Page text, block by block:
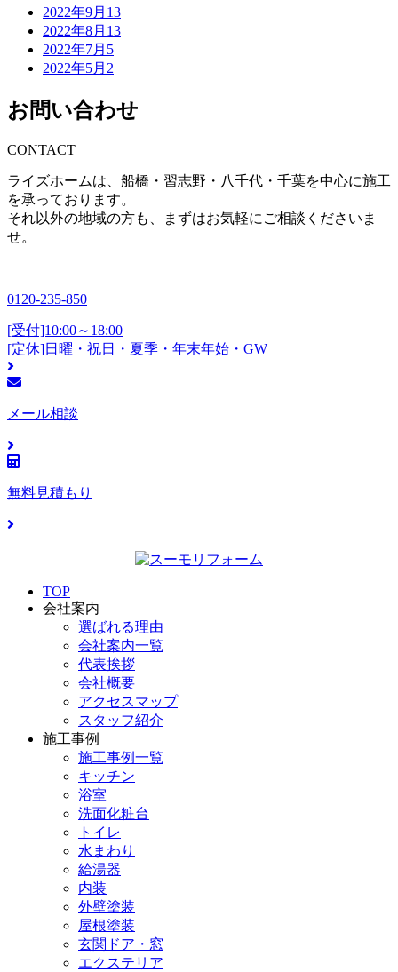
2022年9月 13
2022年8月 13
2022年7月 5
2022年5月 2
お問い合わせ
CONTACT
ライズホームは、船橋・習志野・八千代・千葉を中心に施工
を承っております。
それ以外の地域の方も、まずはお気軽にご相談くださいま
せ。
0120-235-850
[受付]10:00～18:00
[定休]日曜・祝日・夏季・年末年始・GW
メール相談
無料見積もり
TOP
会社案内
選ばれる理由
会社案内一覧
代表挨拶
会社概要
アクセスマップ
スタッフ紹介
施工事例
施工事例一覧
キッチン
浴室
洗面化粧台
トイレ
水まわり
給湯器
内装
外壁塗装
屋根塗装
玄関ドア・窓
エクステリア